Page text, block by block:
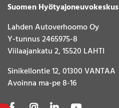
Suomen Hyötyajoneuvokeskus
Lahden Autoverhoomo Oy
Y-tunnus 2465975-8
Viilaajankatu 2, 15520 LAHTI
Sinikellontie 12, 01300 VANTAA
Avoinna ma-pe 8-16